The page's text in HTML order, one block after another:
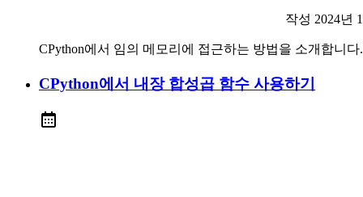
작성 2024년
CPython에서 임의 메모리에 접근하는 방법을 소개합니다.
CPython에서 내장 합성곱 함수 사용하기